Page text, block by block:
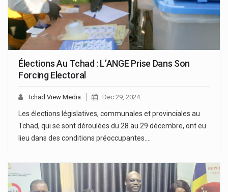
Élections Au Tchad : L’ANGE Prise Dans Son
Forcing Electoral
Tchad View Media Dec 29, 2024
Les élections législatives, communales et provinciales au
Tchad, qui se sont déroulées du 28 au 29 décembre, ont eu
lieu dans des conditions préoccupantes.…